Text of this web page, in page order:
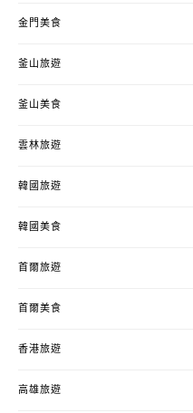
金門美食
釜山旅遊
釜山美食
雲林旅遊
韓國旅遊
韓國美食
首爾旅遊
首爾美食
香港旅遊
高雄旅遊